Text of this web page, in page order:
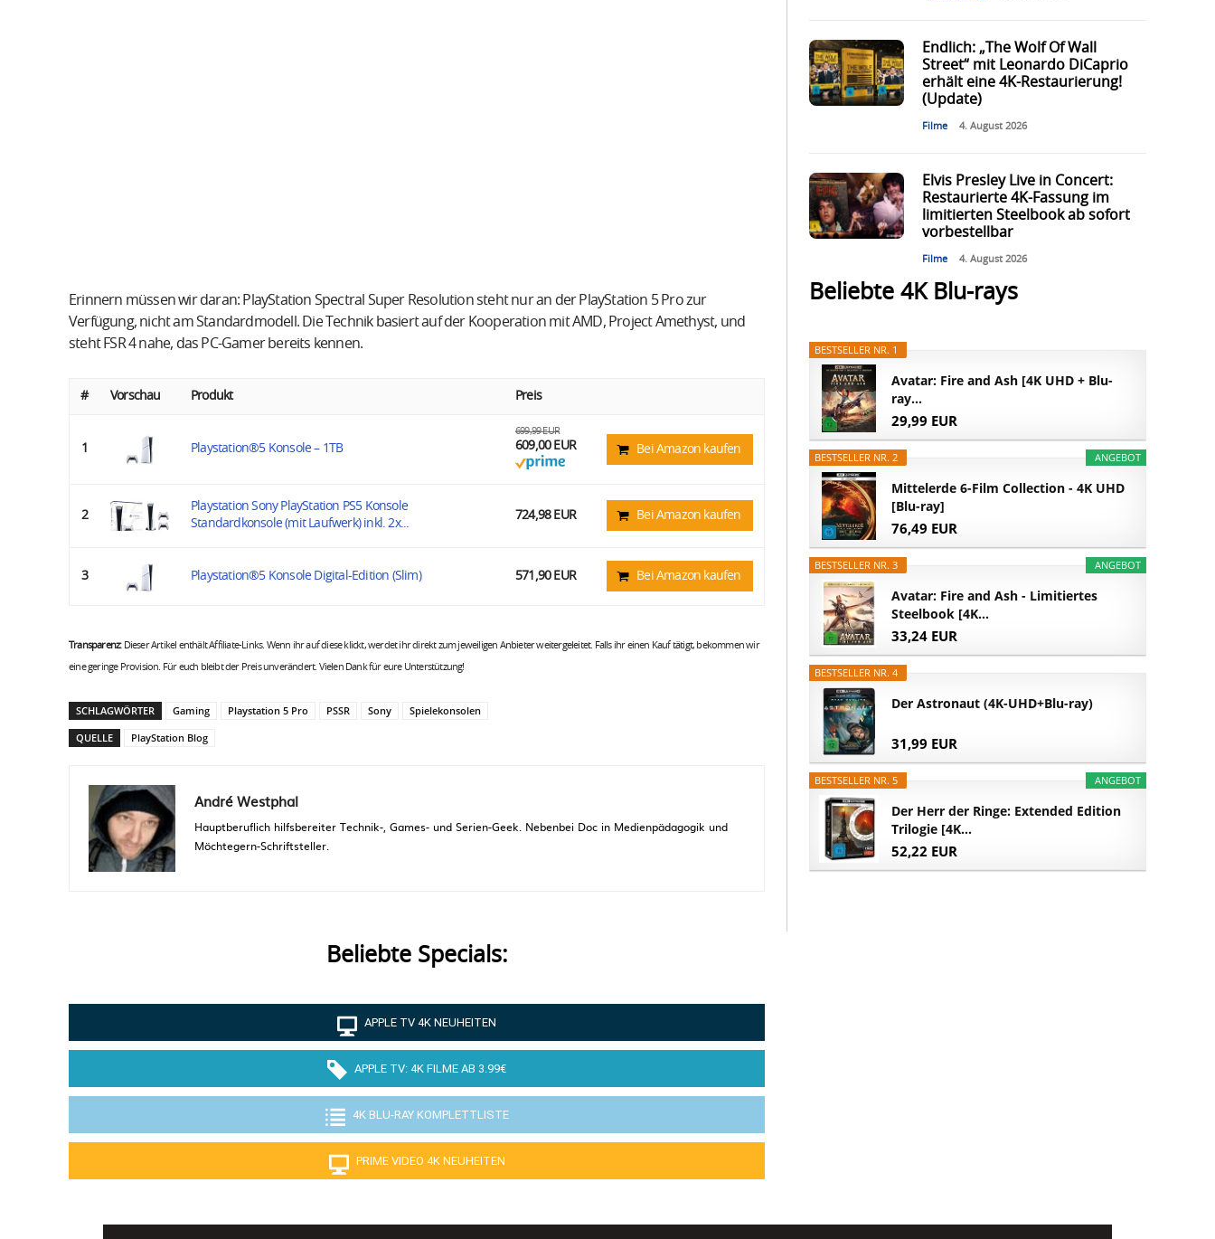
Erinnern müssen wir daran: PlayStation Spectral Super Resolution steht nur an der PlayStation 5 Pro zur
Verfügung, nicht am Standardmodell. Die Technik basiert auf der Kooperation mit AMD, Project Amethyst, und
steht FSR 4 nahe, das PC-Gamer bereits kennen.
# Vorschau Produkt Preis
1 Playstation®5 Konsole – 1TB
699,99 EUR
609,00 EUR Bei Amazon kaufen
2
Playstation Sony PlayStation PS5 Konsole
Standardkonsole (mit Laufwerk) inkl. 2x...
724,98 EUR Bei Amazon kaufen
3 Playstation®5 Konsole Digital-Edition (Slim) 571,90 EUR Bei Amazon kaufen
Transparenz:Dieser Artikel enthält Affiliate-Links. Wenn ihr auf diese klickt, werdet ihr direkt zum jeweiligen Anbieter weitergeleitet. Falls ihr einen Kauf tätigt, bekommen wir
eine geringe Provision. Für euch bleibt der Preis unverändert. Vielen Dank für eure Unterstützung!
SCHLAGWÖRTER Gaming Playstation 5 Pro PSSR Sony
Spielekonsolen
QUELLE
PlayStation Blog
André Westphal
Hauptberuflich hilfsbereiter Technik-, Games- und Serien-Geek. Nebenbei Doc in Medienpädagogik und
Möchtegern-Schriftsteller.
Beliebte Specials:
APPLE TV 4K NEUHEITEN
APPLE TV: 4K FILME AB 3.99€
4K BLU-RAY KOMPLETTLISTE
PRIME VIDEO 4K NEUHEITEN
Endlich: „The Wolf Of Wall
Street“ mit Leonardo DiCaprio
erhält eine 4K-Restaurierung!
(Update)
Filme 4. August 2026
Elvis Presley Live in Concert:
Restaurierte 4K-Fassung im
limitierten Steelbook ab sofort
vorbestellbar
Filme 4. August 2026
Beliebte 4K Blu-rays
BESTSELLER NR. 1
Avatar: Fire and Ash [4K UHD + Blu-
ray...
29,99 EUR
ANGEBOT
BESTSELLER NR. 2
Mittelerde 6-Film Collection - 4K UHD
[Blu-ray]
76,49 EUR
ANGEBOT
BESTSELLER NR. 3
Avatar: Fire and Ash - Limitiertes
Steelbook [4K...
33,24 EUR
BESTSELLER NR. 4
Der Astronaut (4K-UHD+Blu-ray)
31,99 EUR
ANGEBOT
BESTSELLER NR. 5
Der Herr der Ringe: Extended Edition
Trilogie [4K...
52,22 EUR